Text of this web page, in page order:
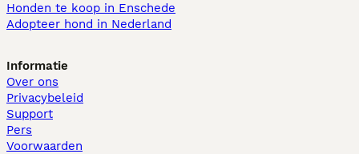
Honden te koop in Enschede
Adopteer hond in Nederland
Informatie
Over ons
Privacybeleid
Support
Pers
Voorwaarden